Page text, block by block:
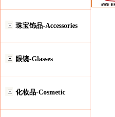
珠宝饰品-Accessories
眼镜-Glasses
化妆品-Cosmetic